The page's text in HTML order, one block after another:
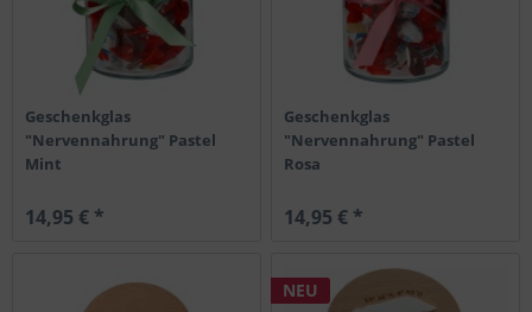
Geschenkglas
"Nervennahrung" Pastel
Mint
14,95 € *
Geschenkglas
"Nervennahrung" Pastel
Rosa
14,95 € *
NEU